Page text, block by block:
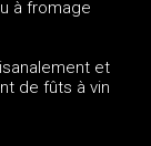
à fromage
et
de fûts à vin